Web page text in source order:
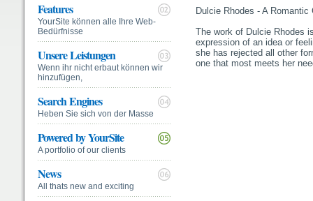
Features
YourSite können alle Ihre Web-
Bedürfnisse
Unsere Leistungen
Wenn ihr nicht erbaut können wir
hinzufügen,
Search Engines
Heben Sie sich von der Masse
Powered by YourSite
A portfolio of our clients
News
All thats new and exciting
Dulcie Rhodes - A Romantic
The work of Dulcie Rhodes
expression of an idea or
she has rejected all other
one that most meets her